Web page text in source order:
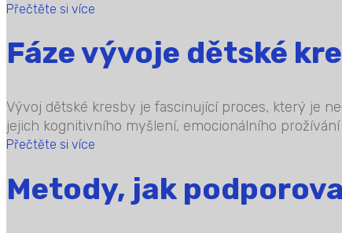
Přečtěte si více
Fáze vývoje dětské
Vývoj dětské kresby je fascinující proces, který je
jejich kognitivního myšlení, emocionálního
Přečtěte si více
Metody, jak